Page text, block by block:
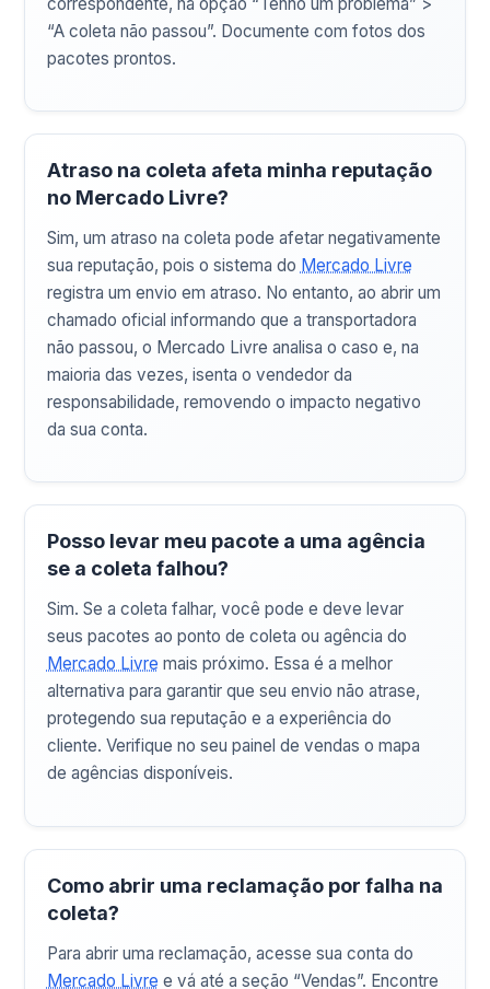
“A coleta não passou”. Documente com fotos dos
pacotes prontos.
Atraso na coleta afeta minha reputação
no Mercado Livre?
Sim, um atraso na coleta pode afetar negativamente
sua reputação, pois o sistema do Mercado Livre
registra um envio em atraso. No entanto, ao abrir um
chamado oficial informando que a transportadora
não passou, o Mercado Livre analisa o caso e, na
maioria das vezes, isenta o vendedor da
responsabilidade, removendo o impacto negativo
da sua conta.
Posso levar meu pacote a uma agência
se a coleta falhou?
Sim. Se a coleta falhar, você pode e deve levar
seus pacotes ao ponto de coleta ou agência do
Mercado Livre mais próximo. Essa é a melhor
alternativa para garantir que seu envio não atrase,
protegendo sua reputação e a experiência do
cliente. Verifique no seu painel de vendas o mapa
de agências disponíveis.
Como abrir uma reclamação por falha na
coleta?
Para abrir uma reclamação, acesse sua conta do
Mercado Livre e vá até a seção “Vendas”. Encontre